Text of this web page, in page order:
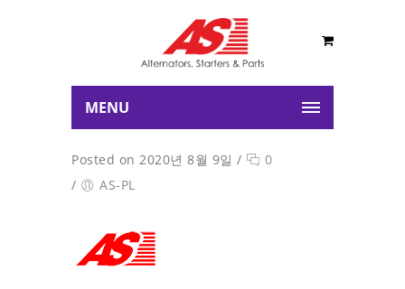
MENU
Posted on 2020년 8월 9일 /
0
/
AS-PL